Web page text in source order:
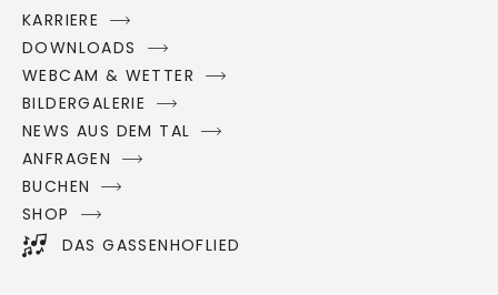
KARRIERE
DOWNLOADS
WEBCAM & WETTER
BILDERGALERIE
NEWS AUS DEM TAL
ANFRAGEN
BUCHEN
SHOP
DAS GASSENHOFLIED